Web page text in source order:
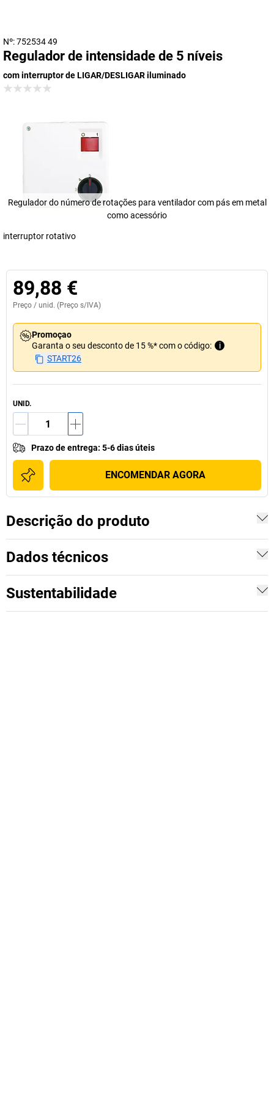
Nº: 752534 49
Regulador de intensidade de 5 níveis
com interruptor de LIGAR/DESLIGAR iluminado
Regulador do número de rotações para ventilador com pás em metal
como acessório
interruptor rotativo
89,88 €
Preço / unid. (Preço s/IVA)
Promoçao
Garanta o seu desconto de 15 %* com o código:
i
START26
UNID.
Prazo de entrega: 5-6 dias úteis
ENCOMENDAR AGORA
Descrição do produto
Dados técnicos
Sustentabilidade